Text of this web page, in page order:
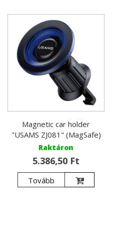
Magnetic car holder
"USAMS ZJ081" (MagSafe)
Raktáron
5.386,50 Ft
Tovább